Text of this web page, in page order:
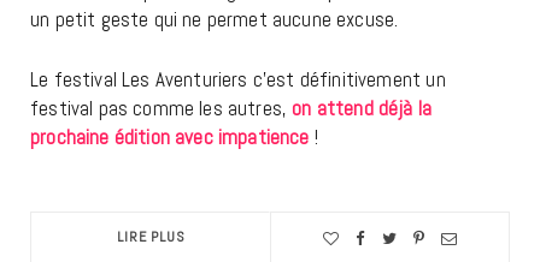
un petit geste qui ne permet aucune excuse.
Le festival Les Aventuriers c’est définitivement un
festival pas comme les autres, on attend déjà la
prochaine édition avec impatience !
LIRE PLUS